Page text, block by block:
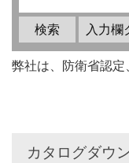
弊社は、防衛省認定
カタログダウ